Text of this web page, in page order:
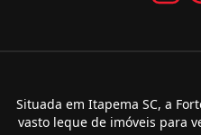
Situada em Itapema SC, a
vasto leque de imóveis para